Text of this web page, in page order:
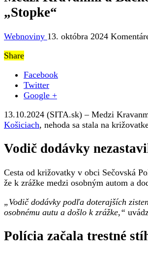
„Stopke“
Webnoviny 13. októbra 2024
Share
Facebook
Twitter
Google +
13.10.2024 (SITA.sk) – Medzi
Košiciach, nehoda sa stala na
Vodič dodávky
Cesta od križovatky v obci Sečovská
že k zrážke medzi osobným autom a
„Vodič dodávky podľa doterajších
osobnému autu a došlo k zrážke,“
Polícia začala trestné